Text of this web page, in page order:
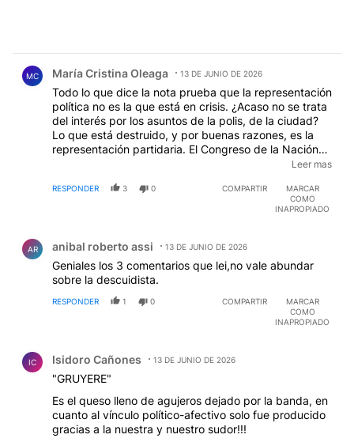
MC María Cristina Oleaga 13 DE JUNIO DE 2026
Todo lo que dice la nota prueba que la representación
política no es la que está en crisis. ¿Acaso no se trata
del interés por los asuntos de la polis, de la ciudad?
Lo que está destruido, y por buenas razones, es la
representación partidaria. El Congreso de la Nación
la vidriera, esa es la caída de todas las máscaras. Del
Ejecutivo, para qué hablar. Los que están en la calle:
Leer mas
RESPONDER 3 0 COMPARTIR
MARCAR
COMO
INAPROPIADO
AR anibal roberto assi 13 DE JUNIO DE 2026
Geniales los 3 comentarios que lei,no vale abundar
sobre la descuidista.
RESPONDER 1 0 COMPARTIR
MARCAR
COMO
INAPROPIADO
IC Isidoro Cañones 13 DE JUNIO DE 2026
"GRUYERE"
Es el queso lleno de agujeros dejado por la banda, en
cuanto al vínculo político-afectivo solo fue producido
gracias a la nuestra y nuestro sudor!!!